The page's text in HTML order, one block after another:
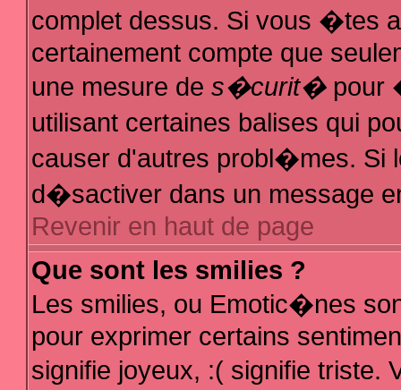
complet dessus. Si vous �tes
certainement compte que
une mesure de s�curit�pour
utilisant certaines balises qui
causer d'autres probl�mes. Si
d�sactiver dans un message
Revenir en haut de page
Que sont les smilies ?
Les smilies, ou Emotic�nes
pour exprimer certains
signifie joyeux, :( signifie triste.